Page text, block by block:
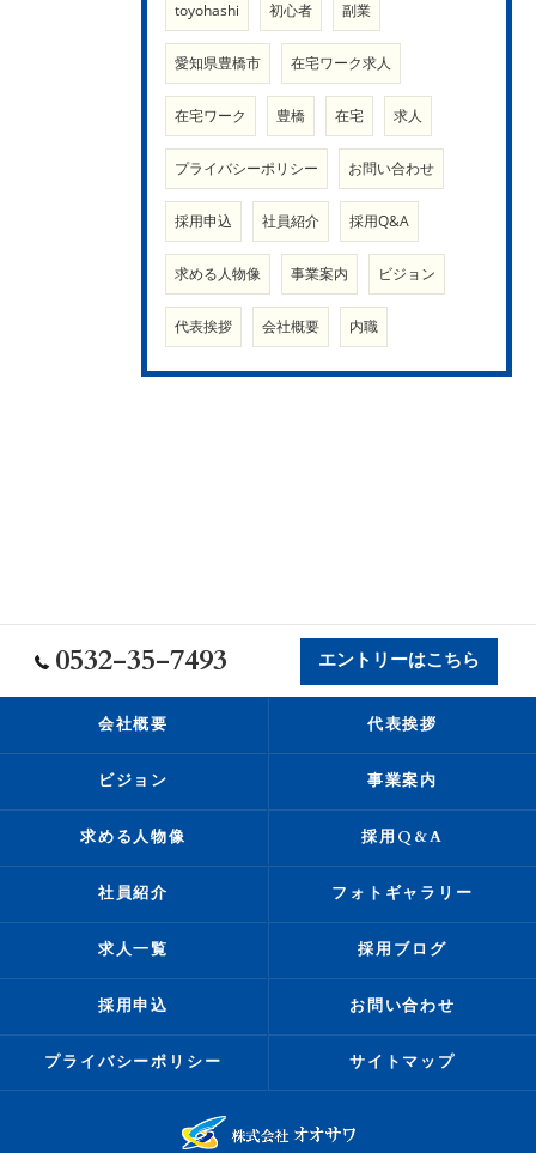
toyohashi 初心者 副業
愛知県豊橋市 在宅ワーク求人
在宅ワーク 豊橋 在宅 求人
プライバシーポリシー お問い合わせ
採用申込 社員紹介 採用Q&A
求める人物像 事業案内 ビジョン
代表挨拶 会社概要 内職
0532-35-7493 エントリーはこちら
会社概要 代表挨拶
ビジョン 事業案内
求める人物像 採用Q&A
社員紹介 フォトギャラリー
求人一覧 採用ブログ
採用申込 お問い合わせ
プライバシーポリシー サイトマップ